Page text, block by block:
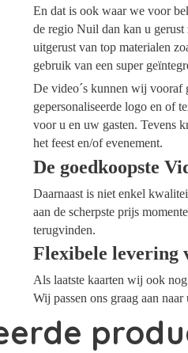
En dat is ook waar we voor
de regio Nuil dan kan u
uitgerust van top materialen
gebruik van een super
De video´s kunnen wij vooraf
gepersonaliseerde logo en of
voor u en uw gasten. Tevens
het feest en/of evenement.
De goedkoopste
Daarnaast is niet enkel
aan de scherpste prijs
terugvinden.
Flexibele levering
Als laatste kaarten wij ook
Wij passen ons graag aan